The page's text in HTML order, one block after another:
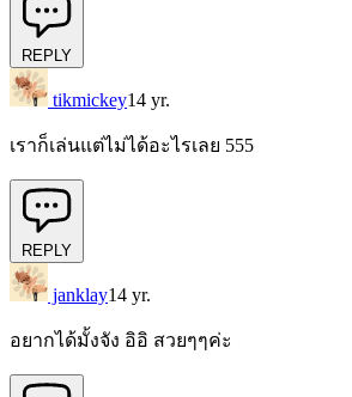
REPLY
tikmickey14 yr.
เราก็เล่นแต่ไม่ได้อะไรเลย 555
REPLY
janklay14 yr.
อยากได้มั้งจัง อิอิ สวยๆๆค่ะ